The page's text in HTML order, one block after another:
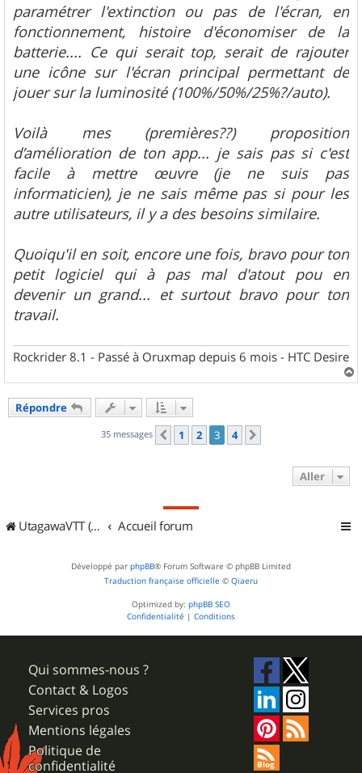
paramétrer l'extinction ou pas de l'écran, en
fonctionnement, histoire d'économiser de la
batterie.... Ce qui serait top, serait de rajouter
une icône sur l'écran principal permettant de
jouer sur la luminosité (100%/50%/25%?/auto).
Voilà mes (premières??) proposition
d’amélioration de ton app... je sais pas si c'est
facile à mettre œuvre (je ne suis pas
informaticien), je ne sais même pas si pour les
autre utilisateurs, il y a des besoins similaire.
Quoiqu'il en soit, encore une fois, bravo pour ton
petit logiciel qui à pas mal d'atout pou en
devenir un grand... et surtout bravo pour ton
travail.
Rockrider 8.1 - Passé à Oruxmap depuis 6 mois - HTC Desire
a
Répondre
35 messages Précédent
1 2 3 4
Aller
UtagawaVTT (Randos VTT et VTTAE avec traces GPS) Accueil forum
Développé par phpBB® Forum Software © phpBB Limited
Traduction française officielle © Qiaeru
Optimized by: phpBB SEO
Confidentialité | Conditions
Qui sommes-nous ?
Contact & Logos
Services pros
Mentions légales
Politique de
confidentialité